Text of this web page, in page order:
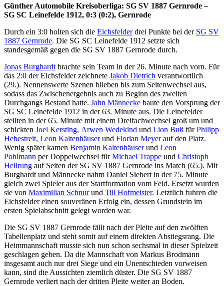
Günther Automobile Kreisoberliga: SG SV 1887 Gernrode –
SG SC Leinefelde 1912, 0:3 (0:2), Gernrode
Durch ein 3:0 holten sich die Eichsfelderdrei Punkte bei der SG SV
1887 Gernrode. Die SG SC Leinefelde 1912 setzte sich
standesgemäß gegen die SG SV 1887 Gernrode durch.
Jonas Burghardt brachte sein Team in der 26. Minute nach vorn. Für
das 2:0 der Eichsfelder zeichnete Jakob Dietrich verantwortlich
(29.). Nennenswerte Szenen blieben bis zum Seitenwechsel aus,
sodass das Zwischenergebnis auch zu Beginn des zweiten
Durchgangs Bestand hatte. Jahn Männecke baute den Vorsprung der
SG SC Leinefelde 1912 in der 63. Minute aus. Die Leinefelder
stellten in der 65. Minute mit einem Dreifachwechsel groß um und
schickten Joel Kersting, Arwen Wedekind und Lion Buß fürPhilipp
Hebestreit, Leon Kaltenhäuserund Florian Meyerauf den Platz.
Wenig später kamen Benjamin Kaltenhäuserund Leon
Pohlmann per Doppelwechsel fürMichael Trappe und Christoph
Hellrung auf Seiten der SG SV 1887 Gernrode ins Match (65.). Mit
Burghardt und Männecke nahm Daniel Siebert in der 75. Minute
gleich zwei Spieler aus der Startformation vom Feld. Ersetzt wurden
sie von Maximilian Schnurund Till Hofmeister. Letztlich fuhren die
Eichsfelder einen souveränen Erfolg ein, dessen Grundstein im
ersten Spielabschnitt gelegt worden war.
Die SG SV 1887 Gernrode fällt nach der Pleite auf den zwölften
Tabellenplatz und steht somit auf einem direkten Abstiegsrang. Die
Heimmannschaft musste sich nun schon sechsmal in dieser Spielzeit
geschlagen geben. Da die Mannschaft von Markus Brodmann
insgesamt auch nur drei Siege und ein Unentschieden vorweisen
kann, sind die Aussichten ziemlich düster. Die SG SV 1887
Gernrode verliert nach der dritten Pleite weiter an Boden.